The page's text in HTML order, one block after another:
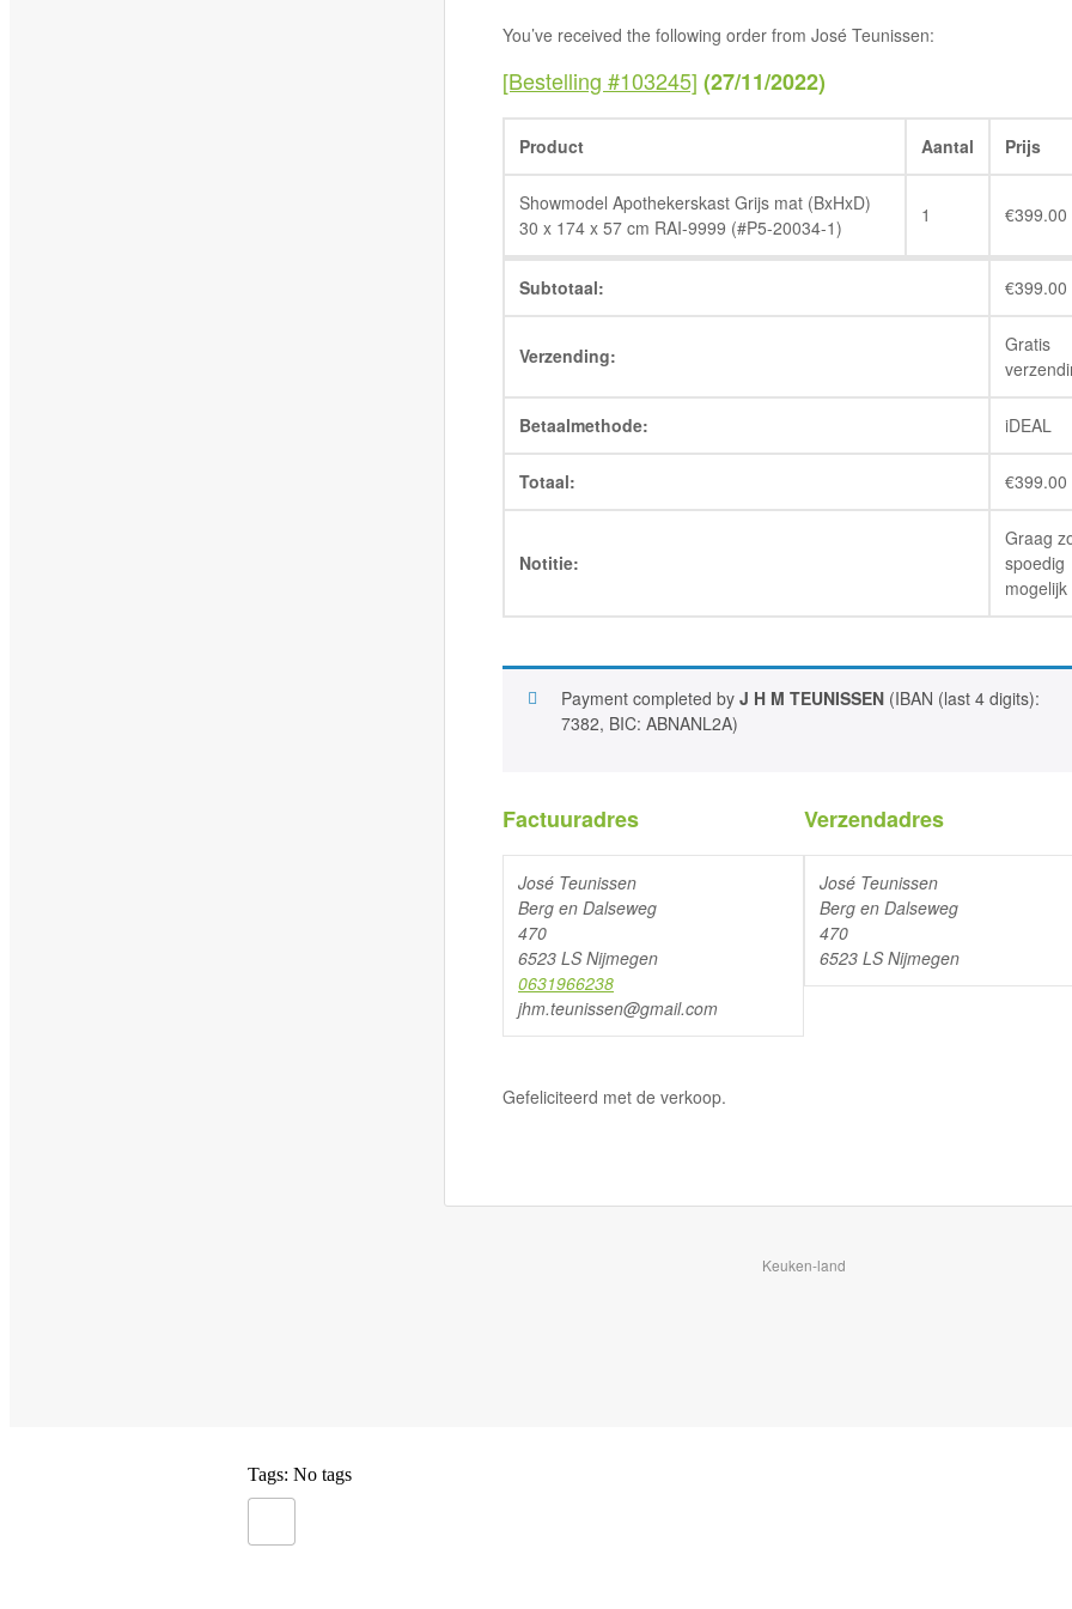
You’ve received the following order from José Teunissen:
[Bestelling #103245] (27/11/2022)
Product Aantal Prijs
Showmodel Apothekerskast Grijs mat (BxHxD)
30 x 174 x 57 cm RAI-9999 (#P5-20034-1)
1 €399.00
Subtotaal: €399.00
Verzending:
Gratis
Betaalmethode: iDEAL
Totaal: €399.00
Notitie:
Graag
spoedig
mogelijk
Payment completed by J H M TEUNISSEN (IBAN (last 4 digits):
7382, BIC: ABNANL2A)
Factuuradres
José Teunissen
Berg en Dalseweg
470
6523 LS Nijmegen
0631966238
jhm.teunissen@gmail.com
Verzendadres
José Teunissen
Berg en Dalseweg
470
6523 LS Nijmegen
Gefeliciteerd met de verkoop.
Keuken-land
Tags: No tags